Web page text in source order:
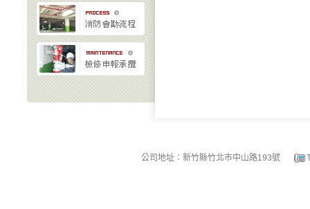
公司地址：新竹縣竹北市中山路193號